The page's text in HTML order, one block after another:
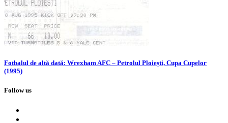
Fotbalul de altă dată: Wrexham AFC – Petrolul Ploiești, Cupa Cupelor
(1995)
Follow us